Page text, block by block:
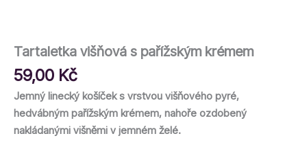
Tartaletka višňová s pařížským krémem
59,00 Kč
Jemný linecký košíček s vrstvou višňového pyré,
hedvábným pařížským krémem, nahoře ozdobený
nakládanými višněmi v jemném želé.